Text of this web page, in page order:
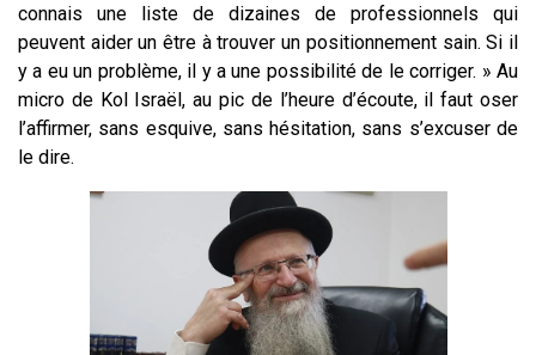
connais une liste de dizaines de professionnels qui
peuvent aider un être à trouver un positionnement sain. Si il
y a eu un problème, il y a une possibilité de le corriger. » Au
micro de Kol Israël, au pic de l’heure d’écoute, il faut oser
l’affirmer, sans esquive, sans hésitation, sans s’excuser de
le dire.